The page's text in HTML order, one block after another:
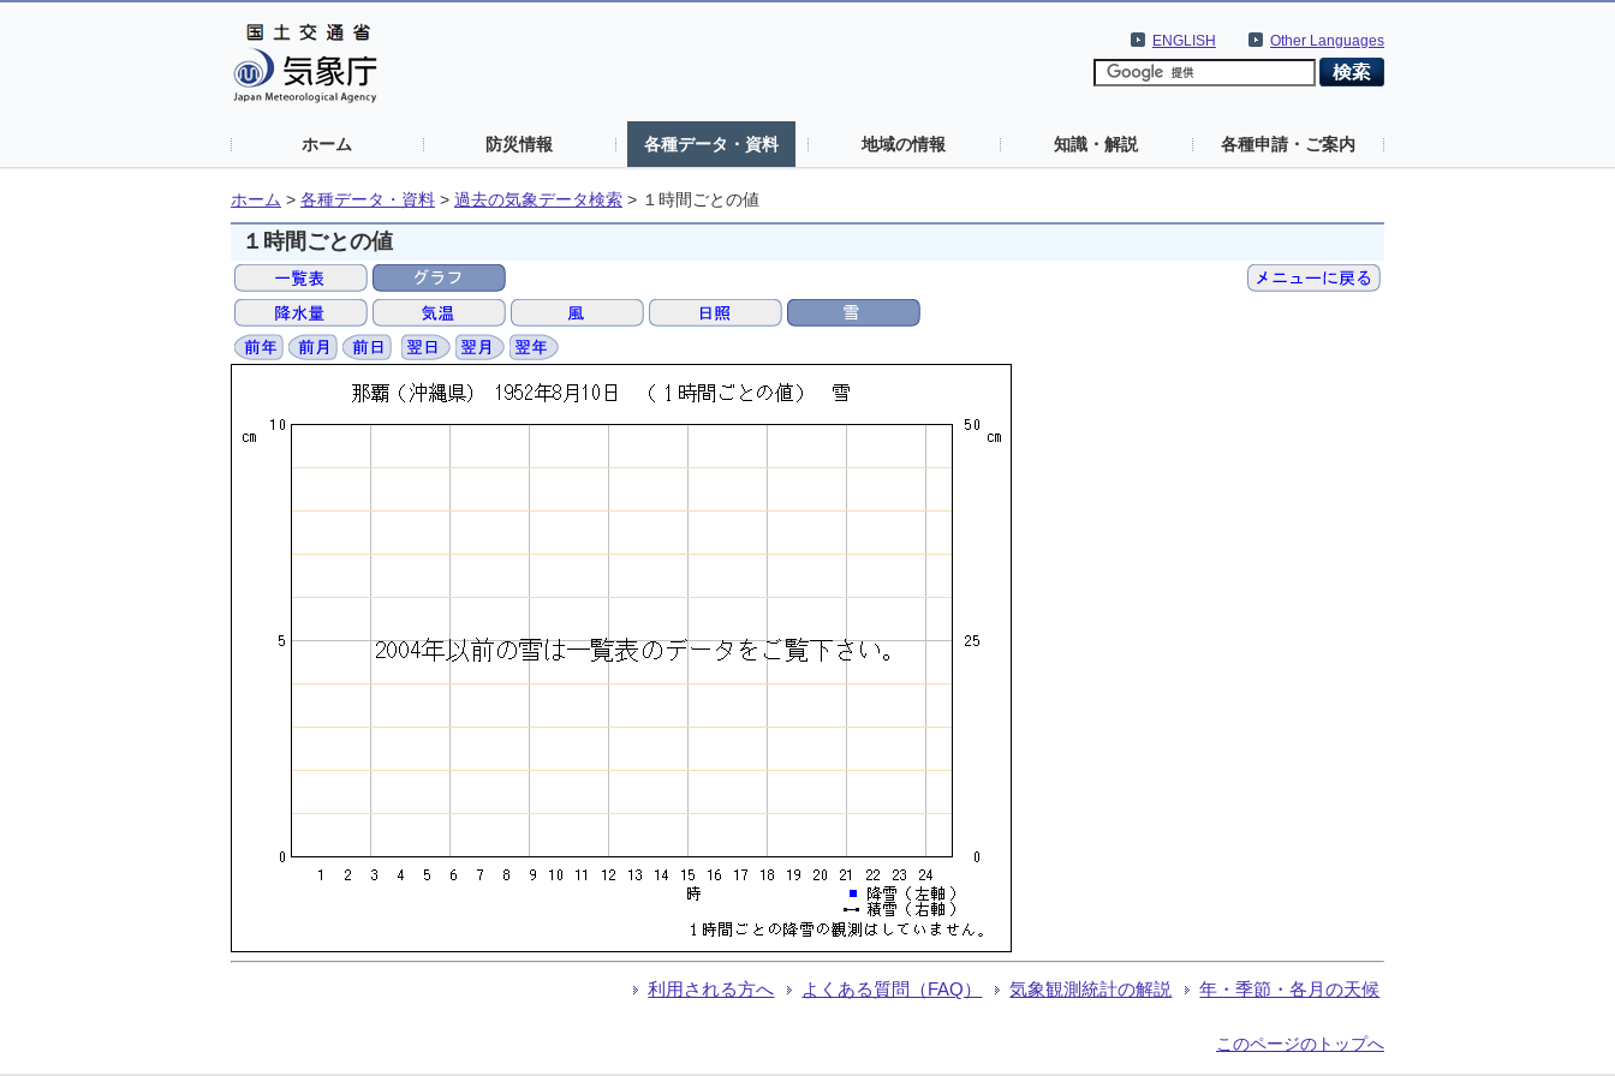
Other Languages
ENGLISH
ホーム 防災情報 各種データ・資料 地域の情報 知識・解説 各種申請・ご案内
ホーム > 各種データ・資料 > 過去の気象データ検索 > １時間ごとの値
１時間ごとの値
利用される方へ よくある質問（FAQ） 気象観測統計の解説 年・季節・各月の天候
このページのトップへ